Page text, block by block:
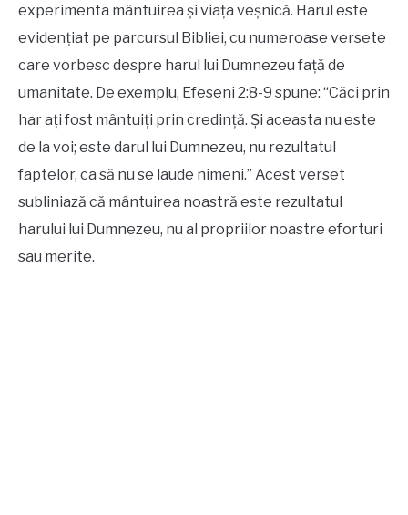
experimenta mântuirea și viața veșnică. Harul este
evidențiat pe parcursul Bibliei, cu numeroase versete
care vorbesc despre harul lui Dumnezeu față de
umanitate. De exemplu, Efeseni 2:8-9 spune: “Căci prin
har ați fost mântuiți prin credință. Și aceasta nu este
de la voi; este darul lui Dumnezeu, nu rezultatul
faptelor, ca să nu se laude nimeni.” Acest verset
subliniază că mântuirea noastră este rezultatul
harului lui Dumnezeu, nu al propriilor noastre eforturi
sau merite.